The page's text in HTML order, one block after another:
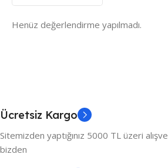
Henüz değerlendirme yapılmadı.
Ücretsiz Kargo
Sitemizden yaptığınız 5000 TL üzeri
bizden